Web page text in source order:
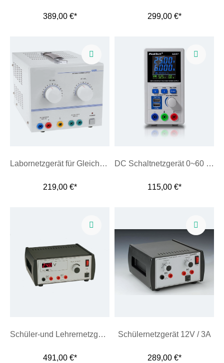
389,00 €* 299,00 €*
Labornetzgerät für Gleich-und Wechselspannung
219,00 €*
DC Schaltnetzgerät 0~60 V / 0~6 A mit Farb-LCD & 2xUSB
115,00 €*
Schüler-und Lehrernetzgerät 24 V
491,00 €*
Schülernetzgerät 12V / 3A
289,00 €*